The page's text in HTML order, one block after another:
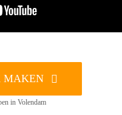
MAKEN
in Volendam